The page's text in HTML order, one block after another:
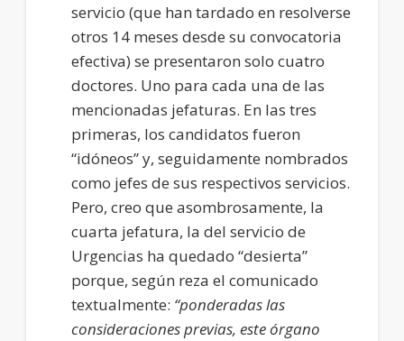
servicio (que han tardado en resolverse
otros 14 meses desde su convocatoria
efectiva) se presentaron solo cuatro
doctores. Uno para cada una de las
mencionadas jefaturas. En las tres
primeras, los candidatos fueron
“idóneos” y, seguidamente nombrados
como jefes de sus respectivos servicios.
Pero, creo que asombrosamente, la
cuarta jefatura, la del servicio de
Urgencias ha quedado “desierta”
porque, según reza el comunicado
textualmente: “ponderadas las
consideraciones previas, este órgano